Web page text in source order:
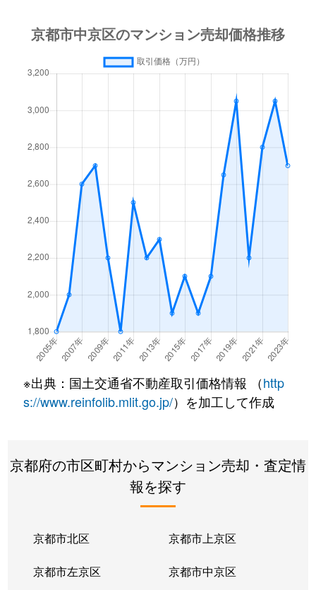
壬生相合町
丹波口
5,200万円
二条
二条
壬生天池町
二条
壬生天池町
二条
壬生天池町
二条
壬生賀陽御所町
990万円
大宮(京都)
壬生賀陽御所町
1,800万円
壬生賀陽御所町
3,200万円
大宮(京都)
壬生朱雀町
1,600万円
大宮(京都)
壬生朱雀町
880万円
二条
壬生朱雀町
950万円
二条
4,900万円
壬生辻町
5,100万円
丹波口
壬生西土居ノ内町
1,900万円
西院(阪急)
※出典：国土交通省不動産取引価格情報 （http
s://www.reinfolib.mlit.go.jp/）を加工して作成
京都府の市区町村からマンション売却・査定情
報を探す
京都市北区 京都市上京区
京都市左京区 京都市中京区